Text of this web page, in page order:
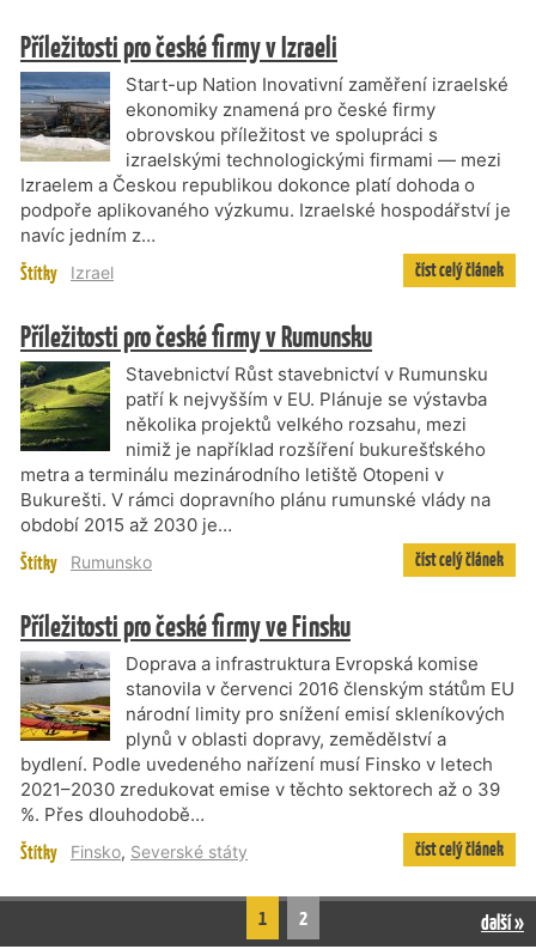
Příležitosti pro české firmy v Izraeli
Start-up Nation Inovativní zaměření izraelské
ekonomiky znamená pro české firmy
obrovskou příležitost ve spolupráci s
izraelskými technologickými firmami — mezi
Izraelem a Českou republikou dokonce platí dohoda o
podpoře aplikovaného výzkumu. Izraelské hospodářství je
navíc jedním z…
Štítky Izrael číst celý článek
Příležitosti pro české firmy v Rumunsku
Stavebnictví Růst stavebnictví v Rumunsku
patří k nejvyšším v EU. Plánuje se výstavba
několika projektů velkého rozsahu, mezi
nimiž je například rozšíření bukurešťského
metra a terminálu mezinárodního letiště Otopeni v
Bukurešti. V rámci dopravního plánu rumunské vlády na
období 2015 až 2030 je…
Štítky Rumunsko číst celý článek
Příležitosti pro české firmy ve Finsku
Doprava a infrastruktura Evropská komise
stanovila v červenci 2016 členským státům EU
národní limity pro snížení emisí skleníkových
plynů v oblasti dopravy, zemědělství a
bydlení. Podle uvedeného nařízení musí Finsko v letech
2021–2030 zredukovat emise v těchto sektorech až o 39
%. Přes dlouhodobě…
Štítky Finsko, Severské státy číst celý článek
1 2 další »